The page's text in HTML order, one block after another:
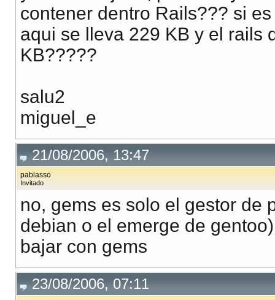
contener dentro Rails??? si
aqui se lleva 229 KB y el rails
KB?????
salu2
miguel_e
21/08/2006, 13:47
pablasso
Invitado
no, gems es solo el gestor de
debian o el emerge de
bajar con gems
23/08/2006, 07:11